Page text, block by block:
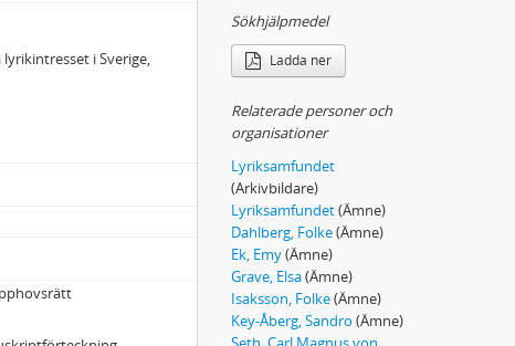
i Sverige,
Sökhjälpmedel
Ladda ner
Relaterade personer och
organisationer
Lyriksamfundet
(Arkivbildare)
Lyriksamfundet(Ämne)
Dahlberg, Folke(Ämne)
Ek, Emy(Ämne)
Grave, Elsa(Ämne)
Isaksson, Folke(Ämne)
Key-Åberg, Sandro (Ämne)